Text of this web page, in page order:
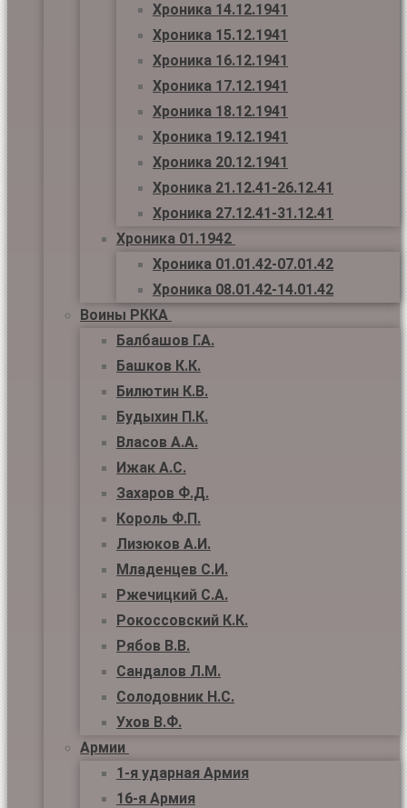
Хроника 14.12.1941
Хроника 15.12.1941
Хроника 16.12.1941
Хроника 17.12.1941
Хроника 18.12.1941
Хроника 19.12.1941
Хроника 20.12.1941
Хроника 21.12.41-26.12.41
Хроника 27.12.41-31.12.41
Хроника 01.1942
Хроника 01.01.42-07.01.42
Хроника 08.01.42-14.01.42
Воины РККА
Балбашов Г.А.
Башков К.К.
Билютин К.В.
Будыхин П.К.
Власов А.А.
Ижак А.С.
Захаров Ф.Д.
Король Ф.П.
Лизюков А.И.
Младенцев С.И.
Ржечицкий С.А.
Рокоссовский К.К.
Рябов В.В.
Сандалов Л.М.
Солодовник Н.С.
Ухов В.Ф.
Армии
1-я ударная Армия
16-я Армия